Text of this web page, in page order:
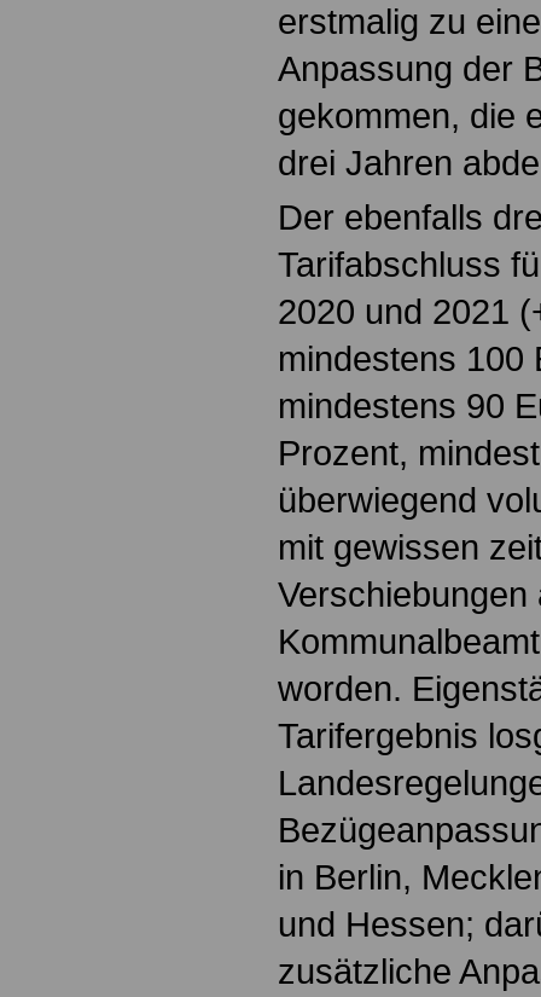
erstmalig zu
Anpassung der
gekommen, die
drei Jahren
Der ebenfalls
Tarifabschluss
2020 und 2021
mindestens 100
mindestens 90
Prozent,
überwiegend
mit gewissen
worden.
Tarifergebnis
in Berlin,
und Hessen;
zusätzliche